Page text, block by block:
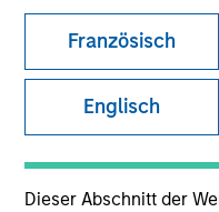
Französisch
Englisch
Dieser Abschnitt der
We offer investments
to meet a range of
and capital